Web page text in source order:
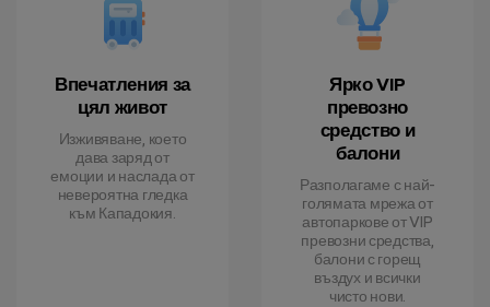
Впечатления за
цял живот
Изживяване, което
дава заряд от
емоции и наслада от
невероятна гледка
към Кападокия.
Ярко VIP
превозно
средство и
балони
Разполагаме с най-
голямата мрежа от
автопаркове от VIP
превозни средства,
балони с горещ
въздух и всички
чисто нови.